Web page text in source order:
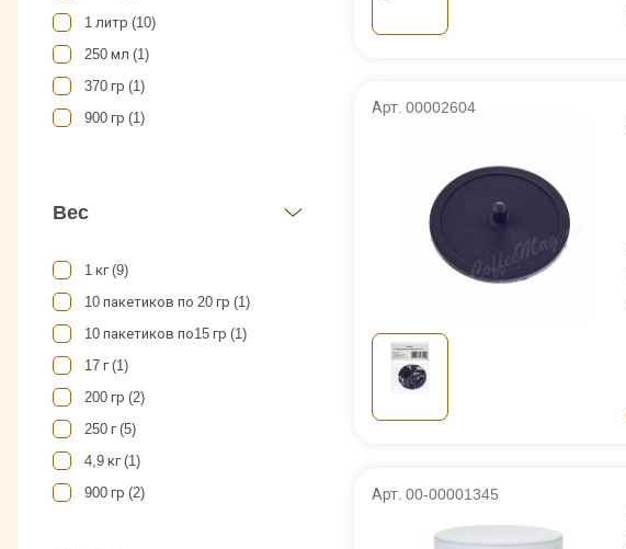
1 литр (10)
250 мл (1)
370 гр (1)
900 гр (1)
Вес
1 кг (9)
10 пакетиков по 20 гр (1)
10 пакетиков по15 гр (1)
17 г (1)
200 гр (2)
250 г (5)
4,9 кг (1)
900 гр (2)
Арт. 00002604
Арт. 00-00001345